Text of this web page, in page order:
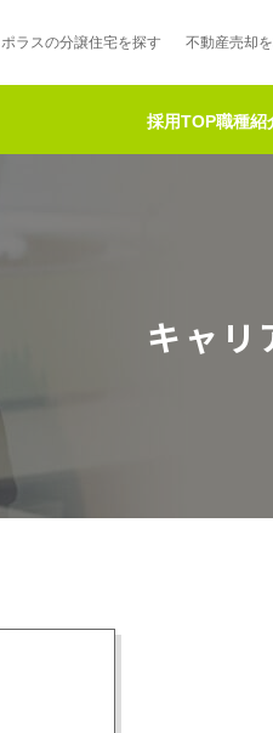
ポラスの分譲住宅を探す 不動産売却を
採用TOP職種紹
キャリ